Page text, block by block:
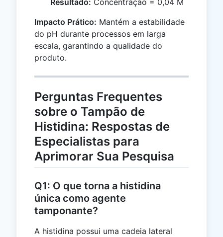
Impacto Prático: Mantém a estabilidade
do pH durante processos em larga
escala, garantindo a qualidade do
produto.
Perguntas Frequentes
sobre o Tampão de
Histidina: Respostas de
Especialistas para
Aprimorar Sua Pesquisa
Q1: O que torna a histidina
única como agente
tamponante?
A histidina possui uma cadeia lateral